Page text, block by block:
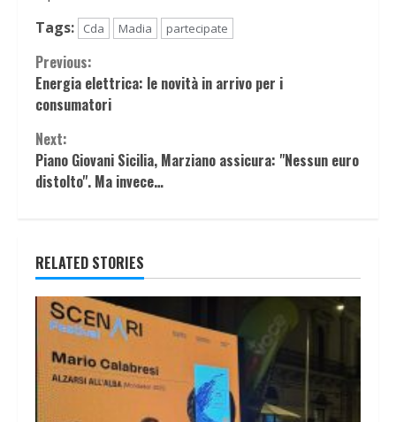
Tags:
Cda Madia partecipate
Continue
Reading
Previous:
Energia elettrica: le novità in arrivo per i
consumatori
Next:
Piano Giovani Sicilia, Marziano assicura: "Nessun euro
distolto". Ma invece…
RELATED STORIES